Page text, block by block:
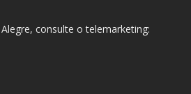
consulte o telemarketing: